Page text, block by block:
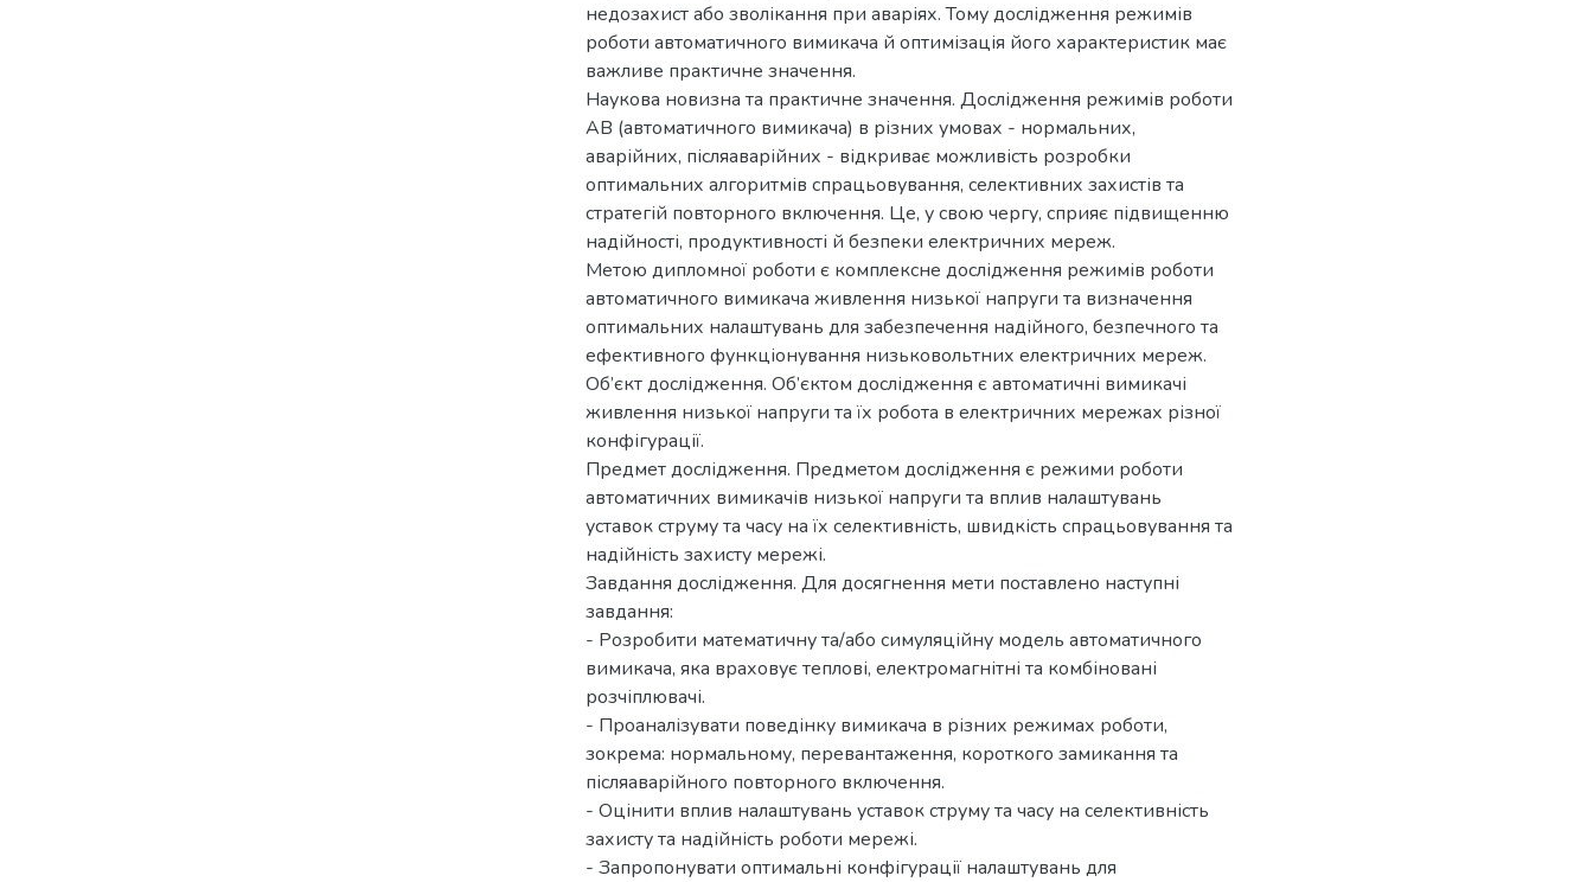
недозахист або зволікання при аваріях. Тому дослідження режимів
роботи автоматичного вимикача й оптимізація його характеристик має
важливе практичне значення.
Наукова новизна та практичне значення. Дослідження режимів роботи
АВ (автоматичного вимикача) в різних умовах - нормальних,
аварійних, післяаварійних - відкриває можливість розробки
оптимальних алгоритмів спрацьовування, селективних захистів та
стратегій повторного включення. Це, у свою чергу, сприяє підвищенню
надійності, продуктивності й безпеки електричних мереж.
Метою дипломної роботи є комплексне дослідження режимів роботи
автоматичного вимикача живлення низької напруги та визначення
оптимальних налаштувань для забезпечення надійного, безпечного та
ефективного функціонування низьковольтних електричних мереж.
Об’єкт дослідження. Об’єктом дослідження є автоматичні вимикачі
живлення низької напруги та їх робота в електричних мережах різної
конфігурації.
Предмет дослідження. Предметом дослідження є режими роботи
автоматичних вимикачів низької напруги та вплив налаштувань
уставок струму та часу на їх селективність, швидкість спрацьовування та
надійність захисту мережі.
Завдання дослідження. Для досягнення мети поставлено наступні
завдання:
- Розробити математичну та/або симуляційну модель автоматичного
вимикача, яка враховує теплові, електромагнітні та комбіновані
розчіплювачі.
- Проаналізувати поведінку вимикача в різних режимах роботи,
зокрема: нормальному, перевантаження, короткого замикання та
післяаварійного повторного включення.
- Оцінити вплив налаштувань уставок струму та часу на селективність
захисту та надійність роботи мережі.
- Запропонувати оптимальні конфігурації налаштувань для